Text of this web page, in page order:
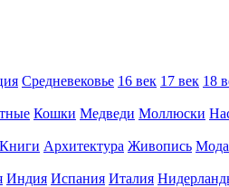
Средневековье 16 век 17 век 18
Кошки Медведи Моллюски
Книги Архитектура Живопись Мода
Индия Испания Италия